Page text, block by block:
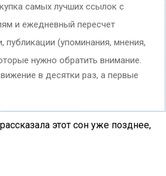
самых лучших ссылок с
и ежедневный пересчет
(упоминания, мнения,
нужно обратить внимание.
в десятки раз, а первые
этот сон уже позднее,